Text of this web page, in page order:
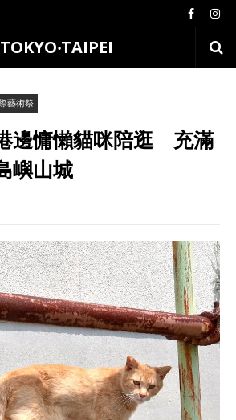
TOKYO‧TAIPEI
藝術祭
邊慵懶貓咪陪逛 充滿
嶼山城